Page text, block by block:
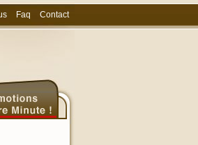
Faq Contact